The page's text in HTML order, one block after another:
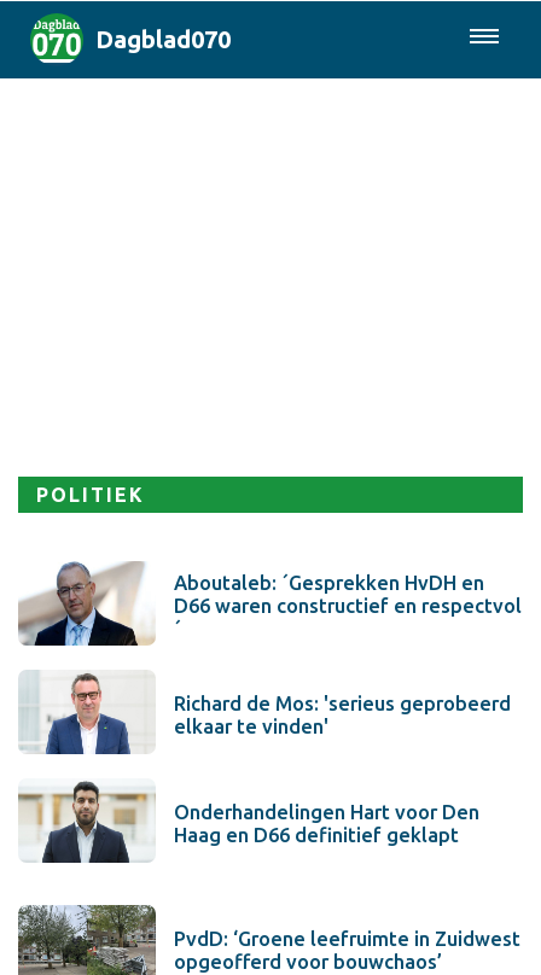
Dagblad070
POLITIEK
Aboutaleb: ´Gesprekken HvDH en
D66 waren constructief en respectvol
´
Richard de Mos: 'serieus geprobeerd
elkaar te vinden'
Onderhandelingen Hart voor Den
Haag en D66 definitief geklapt
PvdD: ‘Groene leefruimte in Zuidwest
opgeofferd voor bouwchaos’